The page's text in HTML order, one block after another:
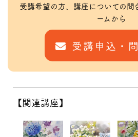
受講希望の方、講座についての問
ームから
受講申込・
【関連講座】